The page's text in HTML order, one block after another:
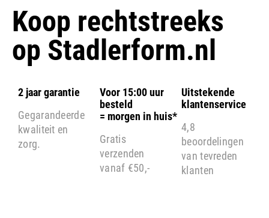
Koop rechtstreeks
op Stadlerform.nl
2 jaar garantie
Gegarandeerde
kwaliteit en
zorg.
Voor 15:00 uur
besteld
= morgen in huis*
Gratis
verzenden
vanaf €50,-
Uitstekende
klantenservice
4,8
beoordelingen
van tevreden
klanten